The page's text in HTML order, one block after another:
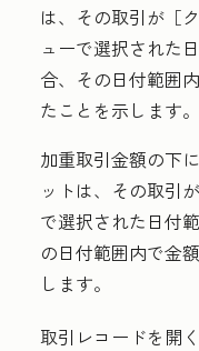
は、その取引が［
ューで選択された
合、その日付範囲
たことを示します。
加重取引金額の下
ットは、その取引
で選択された日付
の日付範囲内で金
します。
取引レコードを開く